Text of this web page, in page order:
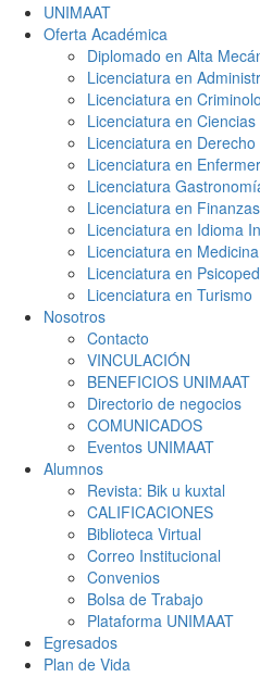
UNIMAAT
Oferta Académica
Diplomado en Alta
Licenciatura en
Licenciatura en
Licenciatura en
Licenciatura en Derecho
Licenciatura en
Licenciatura
Licenciatura en
Licenciatura en Idioma
Licenciatura en Medicina
Licenciatura en
Licenciatura en Turismo
Nosotros
Contacto
VINCULACIÓN
BENEFICIOS UNIMAAT
Directorio de negocios
COMUNICADOS
Eventos UNIMAAT
Alumnos
Revista: Bik u kuxtal
CALIFICACIONES
Biblioteca Virtual
Correo Institucional
Convenios
Bolsa de Trabajo
Plataforma UNIMAAT
Egresados
Plan de Vida